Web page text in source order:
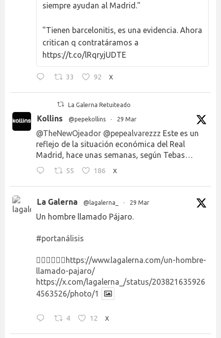
siempre ayudan al Madrid."
"Tienen barcelonitis, es una evidencia. Ahora
critican q contratáramos a
https://t.co/lRqryjUDTE
33 92 X
La Galerna Retuiteado
Kollins @pepekollins · 29 Mar
@TheNewOjeador @pepealvarezzz Este es un
reflejo de la situación económica del Real
Madrid, hace unas semanas, según Tebas…
55 186 X
La Galerna @lagalerna_ · 29 Mar
Un hombre llamado Pájaro.
#portanálisis
👉🏻👉🏻👉🏻 https://www.lagalerna.com/un-hombre-
llamado-pajaro/
https://x.com/lagalerna_/status/203821635926
4563526/photo/1
4 12 X